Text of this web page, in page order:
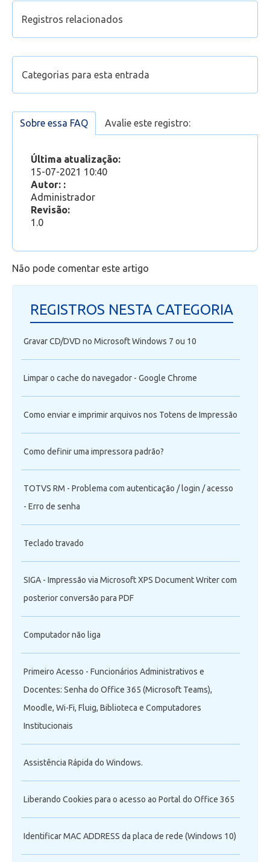
Registros relacionados
2016 (e-mail @pucsp.br antigo)
Configurar conta de e-mail no Outlook do Office
Configurar leitura de e-mail no Outlook
App/Mobile (e-mail @pucsp.br antigo)
Categorias para esta entrada
Office 365»Outlook Web
Sobre essa FAQ Avalie este registro:
Última atualização:
15-07-2021 10:40
Autor: :
Administrador
Revisão:
1.0
Não pode comentar este artigo
REGISTROS NESTA CATEGORIA
Gravar CD/DVD no Microsoft Windows 7 ou 10
Limpar o cache do navegador - Google Chrome
Como enviar e imprimir arquivos nos Totens de Impressão
Como definir uma impressora padrão?
TOTVS RM - Problema com autenticação / login / acesso
- Erro de senha
Teclado travado
SIGA - Impressão via Microsoft XPS Document Writer com
posterior conversão para PDF
Computador não liga
Primeiro Acesso - Funcionários Administrativos e
Docentes: Senha do Office 365 (Microsoft Teams),
Moodle, Wi-Fi, Fluig, Biblioteca e Computadores
Institucionais
Assistência Rápida do Windows.
Liberando Cookies para o acesso ao Portal do Office 365
Identificar MAC ADDRESS da placa de rede (Windows 10)